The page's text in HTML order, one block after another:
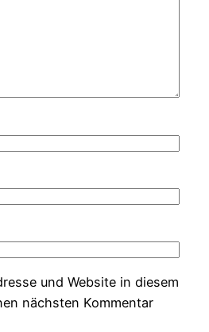
und Website in diesem
nächsten Kommentar